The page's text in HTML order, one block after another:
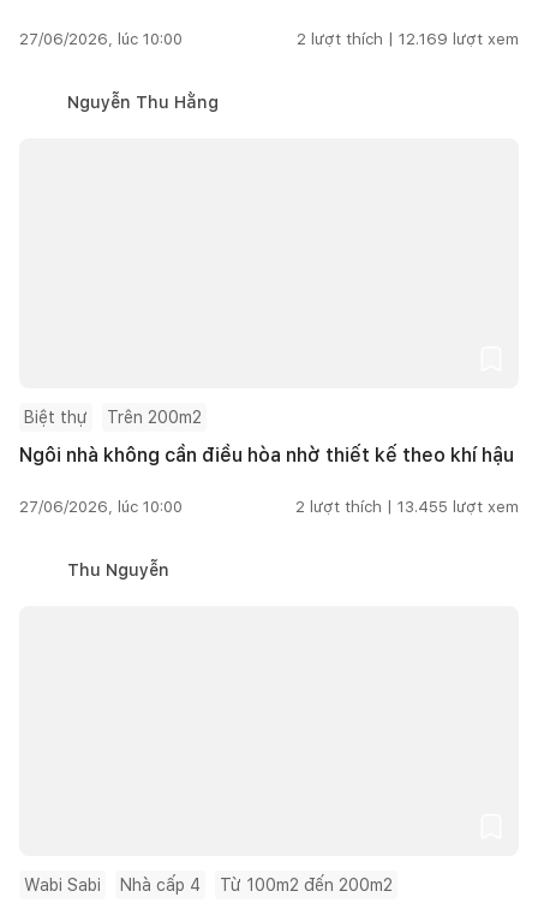
27/06/2026, lúc 10:00 2 lượt thích | 12.169 lượt xem
Nguyễn Thu Hằng
Biệt thự Trên 200m2
Ngôi nhà không cần điều hòa nhờ thiết kế theo khí hậu
27/06/2026, lúc 10:00 2 lượt thích | 13.455 lượt xem
Thu Nguyễn
Wabi Sabi Nhà cấp 4 Từ 100m2 đến 200m2